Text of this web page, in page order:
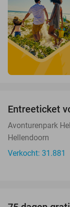
Entreeticket
Avonturenpark
Hellendoorn
Verkocht: 31.881